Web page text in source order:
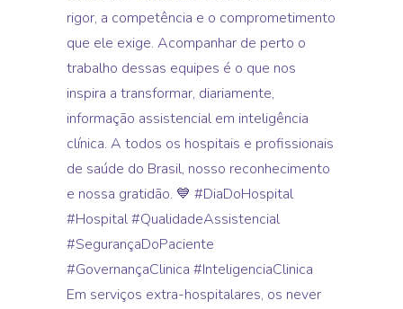
Em serviços extra-hospitalares, os never